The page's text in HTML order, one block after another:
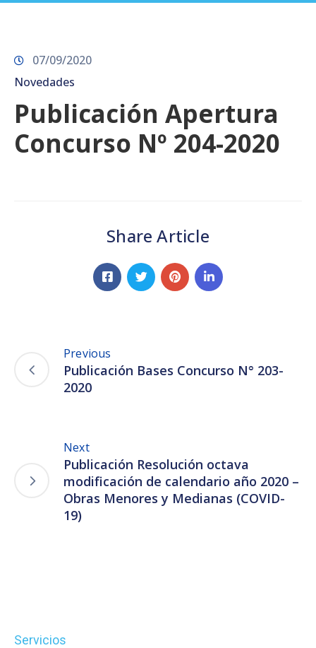
07/09/2020
Novedades
Publicación Apertura
Concurso Nº 204-2020
Share Article
Previous
Publicación Bases Concurso N° 203-
2020
Next
Publicación Resolución octava
modificación de calendario año 2020 –
Obras Menores y Medianas (COVID-
19)
Servicios